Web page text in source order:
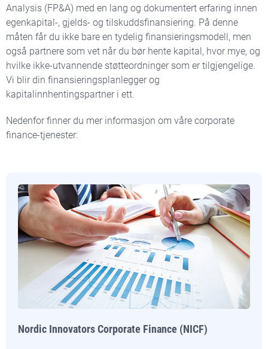
Analysis (FP&A) med en lang og dokumentert erfaring innen
egenkapital-, gjelds- og tilskuddsfinansiering. På denne
måten får du ikke bare en tydelig finansieringsmodell, men
også partnere som vet når du bør hente kapital, hvor mye, og
hvilke ikke-utvannende støtteordninger som er tilgjengelige.
Vi blir din finansieringsplanlegger og
kapitalinnhentingspartner i ett.
Nedenfor finner du mer informasjon om våre corporate
finance-tjenester:
Nordic Innovators Corporate Finance (NICF)